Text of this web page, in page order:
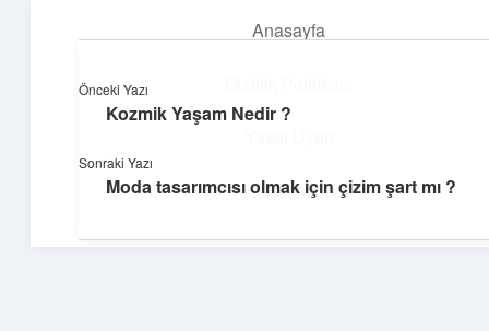
Anasayfa
Hakkımızda
Neşeli Fikir Köşesi
Hayatına neşe katan kısa hikayeler!
Önceki Yazı
Kozmik Yaşam Nedir ?
Sonraki Yazı
Moda tasarımcısı olmak için çizim şart mı ?